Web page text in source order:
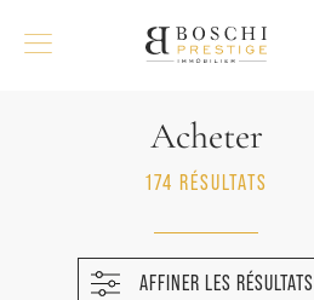
Acheter
174 RÉSULTATS
AFFINER LES RÉSULTATS